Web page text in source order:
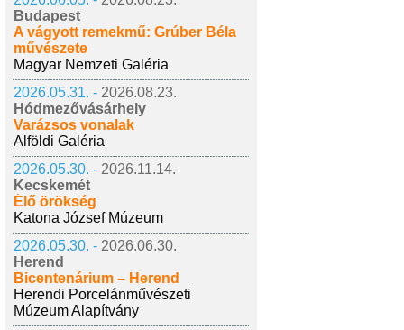
Budapest
A vágyott remekmű: Grúber Béla
művészete
Magyar Nemzeti Galéria
2026.05.31. - 2026.08.23.
Hódmezővásárhely
Varázsos vonalak
Alföldi Galéria
2026.05.30. - 2026.11.14.
Kecskemét
Élő örökség
Katona József Múzeum
2026.05.30. - 2026.06.30.
Herend
Bicentenárium – Herend
Herendi Porcelánművészeti
Múzeum Alapítvány